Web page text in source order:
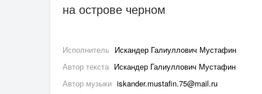
на острове черном
Исполнитель Искандер Галиуллович Мустафин
Автор текста Искандер Галиуллович Мустафин
Автор музыки iskander.mustafin.75@mail.ru